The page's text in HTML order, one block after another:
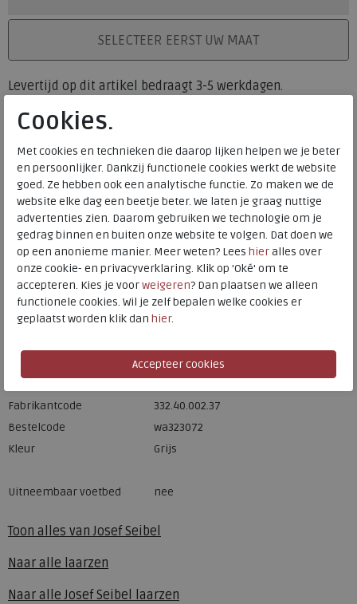
Toon alles vanJosef Seibel
Naar alle laarzen
Naar alleJosef Seibel laarzen
PLAATS IN WINKELMANDSELECTEER EERST UW MAAT
Levertijd op dit artikel bedraagt 3-5 werkdagen.
Onze winkelvoorraad
Meijerink Heemskerk
HEEMSKERK
Meijerink Hoorn
HOORN
Hulp nodig? bel:0229 760 760
Gratis verzending binnen Nederland*
Voor 14:00 uur besteld = dezelfde werkdag verzonden*
Fabrikantcode
332.40.002.37
Bestelcode
wa323072
Kleur
Grijs
Uitneembaar voetbed nee
Cookies.
Met cookies en technieken die daarop lijken helpen we je beter
en persoonlijker. Dankzij functionele cookies werkt de website
goed. Ze hebben ook een analytische functie. Zo maken we de
website elke dag een beetje beter. We laten je graag nuttige
advertenties zien. Daarom gebruiken we technologie om je
gedrag binnen en buiten onze website te volgen. Dat doen we
op een anonieme manier. Meer weten? Lees hieralles over
onze cookie- en privacyverklaring. Klik op 'Oké' om te
accepteren. Kies je voorweigeren? Dan plaatsen we alleen
functionele cookies. Wil je zelf bepalen welke cookies er
geplaatst worden klik dan hier.